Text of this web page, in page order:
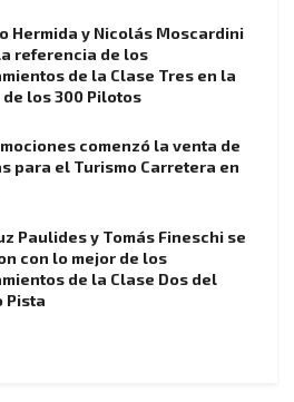
Hermida y Nicolás Moscardini
referencia de los
de la Clase Tres en la
de los 300 Pilotos
comenzó la venta de
para el Turismo Carretera en
Paulides y Tomás Fineschi se
con lo mejor de los
de la Clase Dos del
Pista